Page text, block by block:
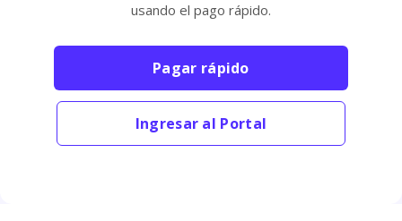
usando el pago rápido.
Pagar rápido
Ingresar al Portal